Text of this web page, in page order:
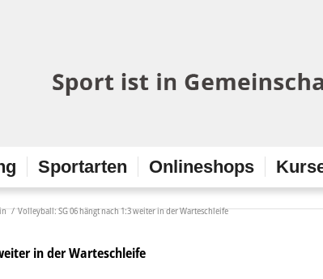
Sportarten Onlineshops
/ Volleyball: SG 06 hängt nach 1:3 weiter in der Warteschleife
in der Warteschleife